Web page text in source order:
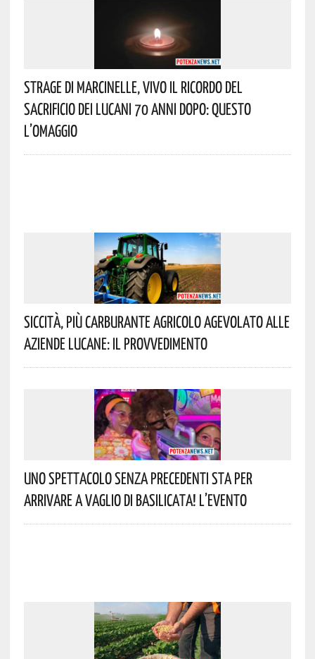
Strage Di Marcinelle, Vivo Il Ricordo Del
Sacrificio Dei Lucani 70 Anni Dopo: Questo
L’omaggio
Siccità, Più Carburante Agricolo Agevolato Alle
Aziende Lucane: Il Provvedimento
Uno Spettacolo Senza Precedenti Sta Per
Arrivare A Vaglio Di Basilicata! L’evento